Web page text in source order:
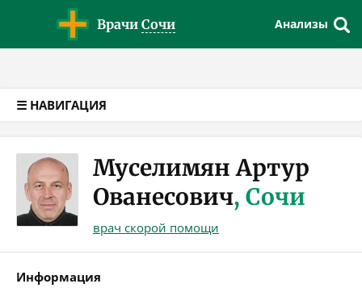
Врачи Сочи Анализы
☰ НАВИГАЦИЯ
Муселимян Артур
Ованесович, Сочи
врач скорой помощи
Информация